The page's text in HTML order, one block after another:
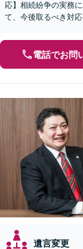
応】相続紛争の実務
て、今後取るべき対
電話でお問
遺言変更